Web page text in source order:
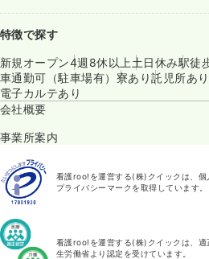
特徴で探す
新規オープン4週8休以上 土日休み駅徒
車通勤可（駐車場有） 寮あり託児所あり
電子カルテあり
会社概要
事業所案内
看護roo!を運営する(株)クイックは、
プライバシーマークを取得しています。
看護roo!を運営する(株)クイックは、
生労働省より認定を受けています。